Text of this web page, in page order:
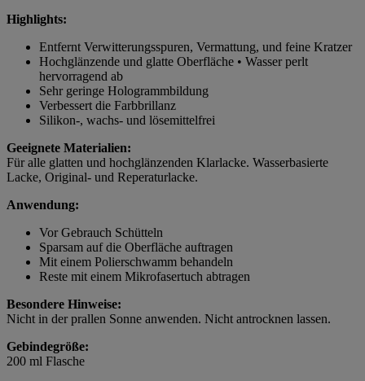
Highlights:
Entfernt Verwitterungsspuren, Vermattung, und feine Kratzer
Hochglänzende und glatte Oberfläche • Wasser perlt
hervorragend ab
Sehr geringe Hologrammbildung
Verbessert die Farbbrillanz
Silikon-, wachs- und lösemittelfrei
Geeignete Materialien:
Für alle glatten und hochglänzenden Klarlacke. Wasserbasierte
Lacke, Original- und Reperaturlacke.
Anwendung:
Vor Gebrauch Schütteln
Sparsam auf die Oberfläche auftragen
Mit einem Polierschwamm behandeln
Reste mit einem Mikrofasertuch abtragen
Besondere Hinweise:
Nicht in der prallen Sonne anwenden. Nicht antrocknen lassen.
Gebindegröße:
200 ml Flasche